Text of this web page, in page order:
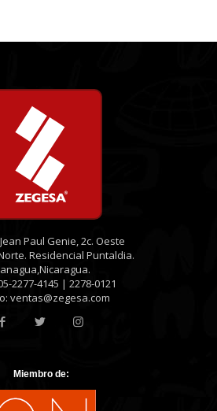
Paul Genie, 2c. Oeste
Residencial Puntaldia.
2277-4145 | 2278-0121
ventas@zegesa.com
Miembro de: